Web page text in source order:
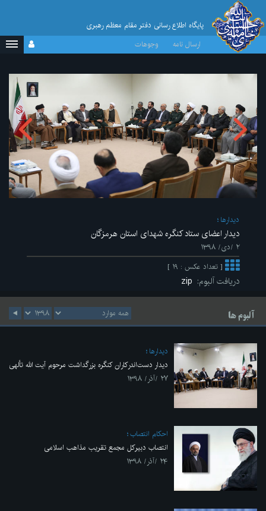
پایگاه اطلاع رسانی دفتر مقام معظم رهبری
ارسال نامه
وجوهات
ديدارها
دیدار اعضای ستاد کنگره شهدای استان هرمزگان
۲ /دی/ ۱۳۹۸
[ تعداد عکس : ۱۹ ]
دریافت آلبوم:
آلبوم ها
ديدارها
دیدار دست‌اندرکاران کنگره بزرگداشت مرحوم آیت الله تألهی
۲۷ /آذر/ ۱۳۹۸
احکام انتصاب
انتصاب دبیرکل مجمع تقریب مذاهب اسلامی
۲۴ /آذر/ ۱۳۹۸